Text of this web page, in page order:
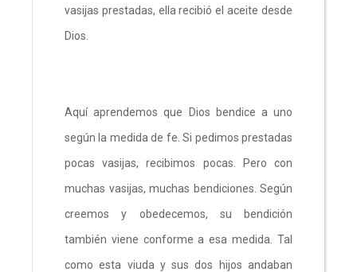
vasijas prestadas, ella recibió el aceite desde
Dios.
Aquí aprendemos que Dios bendice a uno
según la medida de fe. Si pedimos prestadas
pocas vasijas, recibimos pocas. Pero con
muchas vasijas, muchas bendiciones. Según
creemos y obedecemos, su bendición
también viene conforme a esa medida. Tal
como esta viuda y sus dos hijos andaban